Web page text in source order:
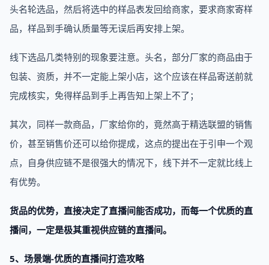
头名轮选品，然后将选中的样品表发回给商家，要求商家寄样
品，样品到手确认质量等无误后再安排上架。
线下选品几类特别的现象要注意。头名，部分厂家的商品由于
包装、资质，并不一定能上架小店，这个应该在样品寄送前就
完成核实，免得样品到手上再告知上架上不了；
其次，同样一款商品，厂家给你的，竟然高于精选联盟的销售
价，甚至销售价还可以给你提成，这点的提出在于引申一个观
点，自身供应链不是很强大的情况下，线下并不一定就比线上
有优势。
货品的优势，直接决定了直播间能否成功，而每一个优质的直
播间，一定是极其重视供应链的直播间。
5、场景端-优质的直播间打造攻略